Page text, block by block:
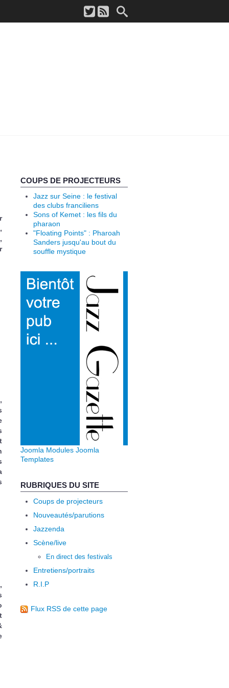
COUPS DE PROJECTEURS
Jazz sur Seine : le festival
des clubs franciliens
Sons of Kemet : les fils du
pharaon
"Floating Points" : Pharoah
Sanders jusqu'au bout du
souffle mystique
Joomla Modules Joomla
Templates
RUBRIQUES DU SITE
Coups de projecteurs
Nouveautés/parutions
Jazzenda
Scène/live
En direct des festivals
Entretiens/portraits
R.I.P
Flux RSS de cette page